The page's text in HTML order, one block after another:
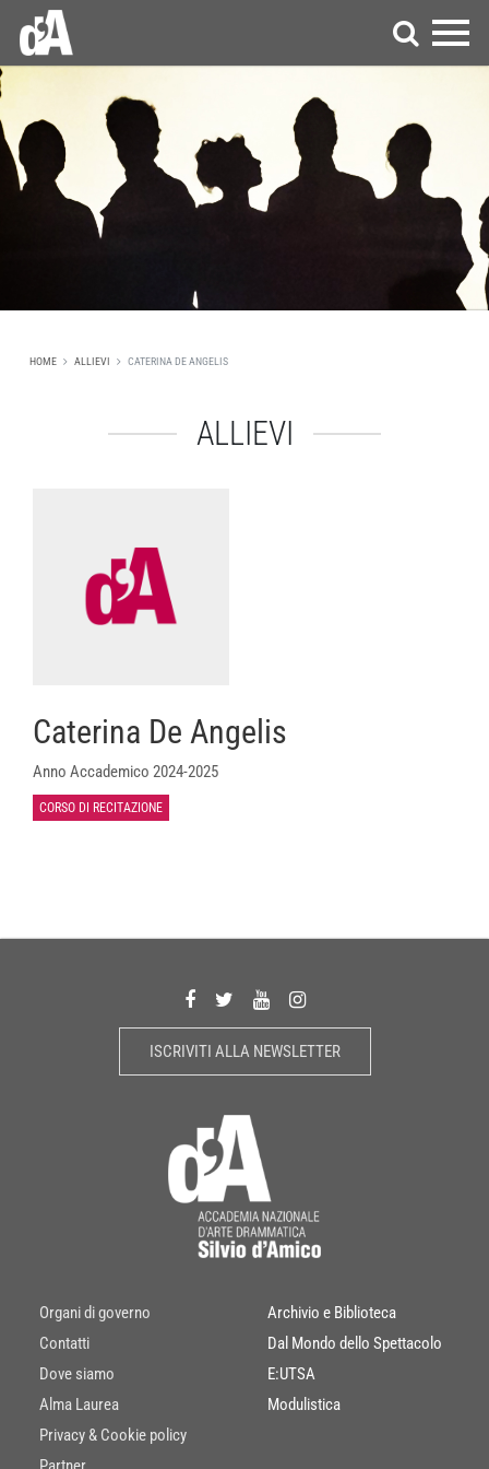
HOME ALLIEVI CATERINA DE ANGELIS
ALLIEVI
Caterina De Angelis
Anno Accademico 2024-2025
CORSO DI RECITAZIONE
ISCRIVITI ALLA NEWSLETTER
Organi di governo
Contatti
Dove siamo
Alma Laurea
Privacy & Cookie policy
Archivio e Biblioteca
Dal Mondo dello Spettacolo
E:UTSA
Modulistica